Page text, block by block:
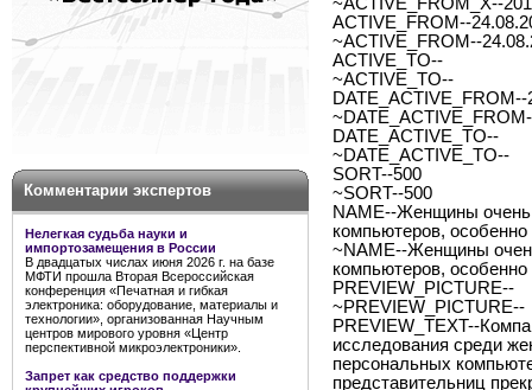
Комментарии экспертов
Нелегкая судьба науки и
импортозамещения в России
В двадцатых числах июня 2026 г. на базе
МФТИ прошла Вторая Всероссийская
конференция «Печатная и гибкая
электроника: оборудование, материалы и
технологии», организованная Научным
центров мирового уровня «Центр
перспективной микроэлектроники».
Запрет как средство поддержки
ACTIVE_FROM--
~ACTIVE_FROM--
ACTIVE_TO--
~ACTIVE_TO--
DATE_ACTIVE_FROM--
DATE_ACTIVE_TO--
~DATE_ACTIVE_TO--
SORT--500
~SORT--500
NAME--Женщины очень
компьютеров,
~NAME--Женщины
компьютеров,
PREVIEW_PICTURE--
~PREVIEW_PICTURE--
PREVIEW_TEXT--
исследования среди
персональных
представительниц